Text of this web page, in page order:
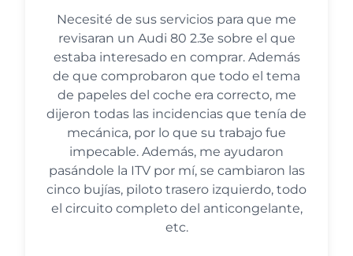
Necesité de sus servicios para que me
revisaran un Audi 80 2.3e sobre el que
estaba interesado en comprar. Además
de que comprobaron que todo el tema
de papeles del coche era correcto, me
dijeron todas las incidencias que tenía de
mecánica, por lo que su trabajo fue
impecable. Además, me ayudaron
pasándole la ITV por mí, se cambiaron las
cinco bujías, piloto trasero izquierdo, todo
el circuito completo del anticongelante,
etc.